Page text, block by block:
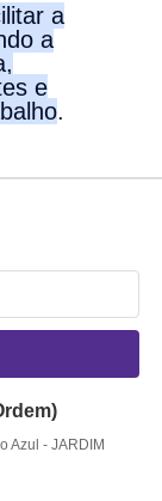
a
a
e
.
Azul - JARDIM